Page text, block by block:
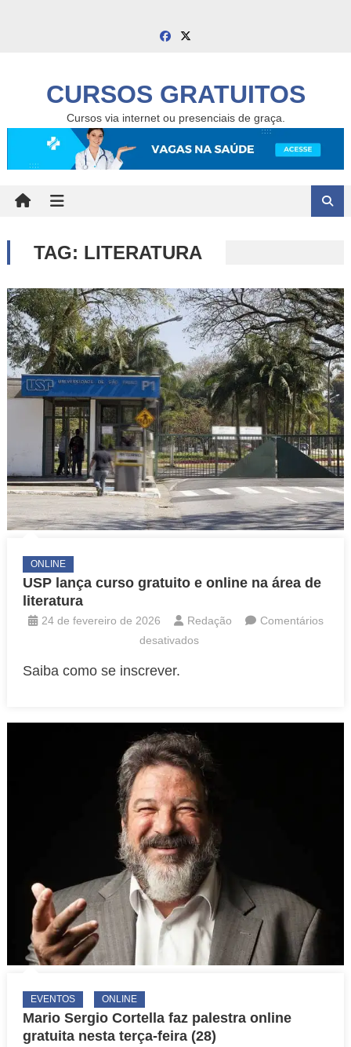
CURSOS GRATUITOS
Cursos via internet ou presenciais de graça.
TAG: LITERATURA
ONLINE
USP lança curso gratuito e online na área de
literatura
24 de fevereiro de 2026 Redação
Comentários
desativadosem
e
online
na
área
de
literatura
Saiba como se inscrever.
EVENTOS ONLINE
Mario Sergio Cortella faz palestra online
gratuita nesta terça-feira (28)